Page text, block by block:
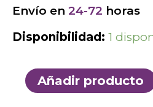
Envío en 24-72 horas
Disponibilidad: 1
Añadir producto